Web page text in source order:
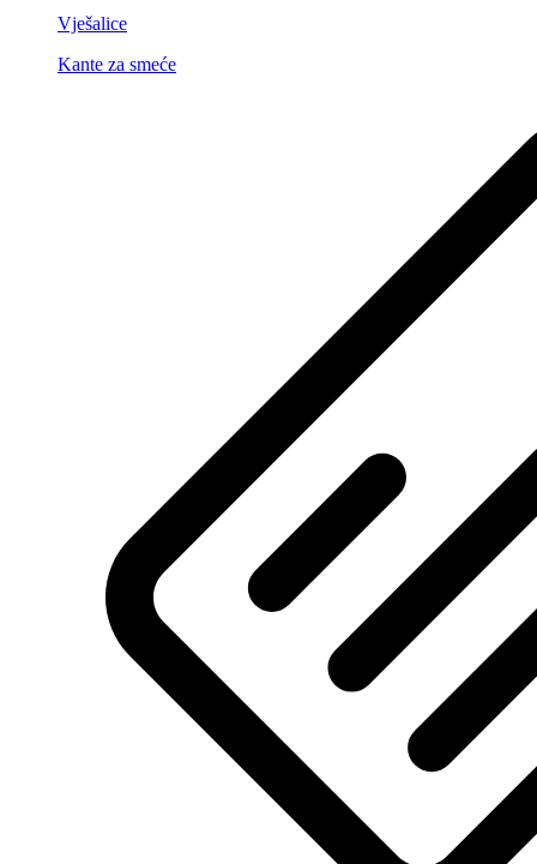
Vješalice
Kante za smeće